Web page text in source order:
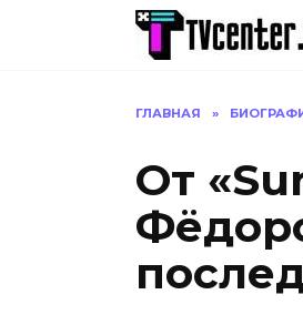
ГЛАВНАЯ »
От